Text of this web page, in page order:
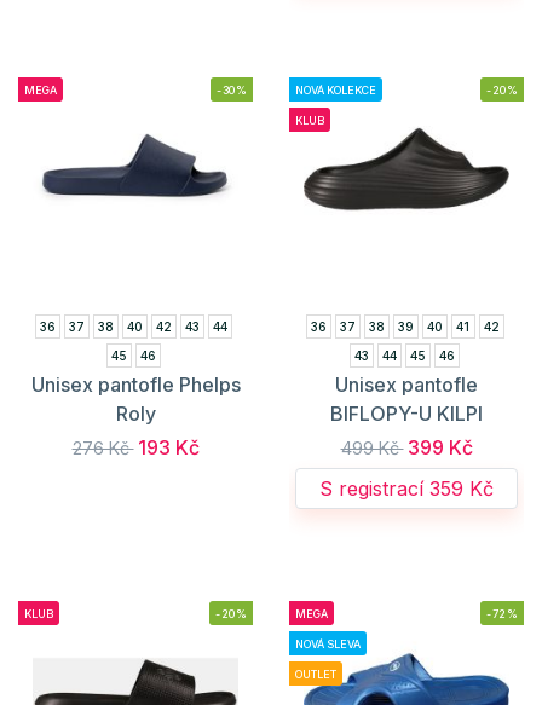
MEGA -30%
36 37 38 40 42 43
44
45
46
Unisex pantofle Phelps
Roly
276 Kč 193 Kč
NOVÁ KOLEKCE
KLUB
-20%
36 37 38 39 40 41
42
43
44 45 46
Unisex pantofle
BIFLOPY-U KILPI
499 Kč 399 Kč
S registrací 359 Kč
KLUB -20% MEGA
NOVÁ SLEVA
OUTLET
-72%